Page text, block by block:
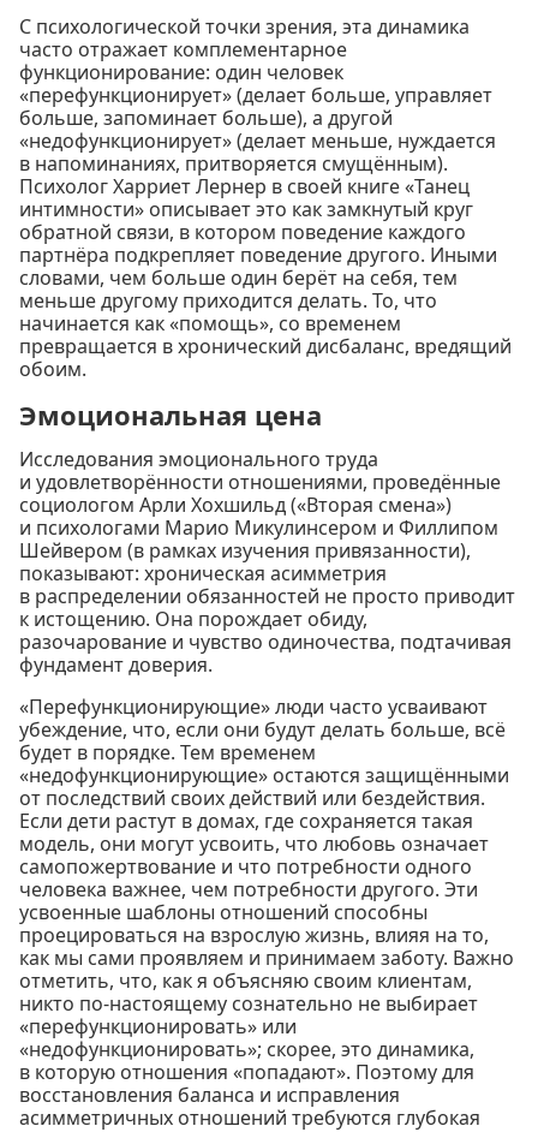
С психологической точки зрения, эта динамика
часто отражает комплементарное
функционирование: один человек
«перефункционирует» (делает больше, управляет
больше, запоминает больше), а другой
«недофункционирует» (делает меньше, нуждается
в напоминаниях, притворяется смущённым).
Психолог Харриет Лернер в своей книге «Танец
интимности» описывает это как замкнутый круг
обратной связи, в котором поведение каждого
партнёра подкрепляет поведение другого. Иными
словами, чем больше один берёт на себя, тем
меньше другому приходится делать. То, что
начинается как «помощь», со временем
превращается в хронический дисбаланс, вредящий
обоим.
Эмоциональная цена
Исследования эмоционального труда
и удовлетворённости отношениями, проведённые
социологом Арли Хохшильд («Вторая смена»)
и психологами Марио Микулинсером и Филлипом
Шейвером (в рамках изучения привязанности),
показывают: хроническая асимметрия
в распределении обязанностей не просто приводит
к истощению. Она порождает обиду,
разочарование и чувство одиночества, подтачивая
фундамент доверия.
«Перефункционирующие» люди часто усваивают
убеждение, что, если они будут делать больше, всё
будет в порядке. Тем временем
«недофункционирующие» остаются защищёнными
от последствий своих действий или бездействия.
Если дети растут в домах, где сохраняется такая
модель, они могут усвоить, что любовь означает
самопожертвование и что потребности одного
человека важнее, чем потребности другого. Эти
усвоенные шаблоны отношений способны
проецироваться на взрослую жизнь, влияя на то,
как мы сами проявляем и принимаем заботу. Важно
отметить, что, как я объясняю своим клиентам,
никто по-настоящему сознательно не выбирает
«перефункционировать» или
«недофункционировать»; скорее, это динамика,
в которую отношения «попадают». Поэтому для
восстановления баланса и исправления
асимметричных отношений требуются глубокая